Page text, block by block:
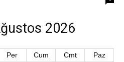
2026
Per Cum Cmt
Paz